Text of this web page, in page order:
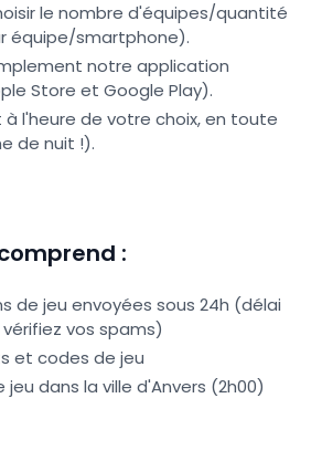
le nombre d'équipes/quantité
équipe/smartphone).
notre application
Store et Google Play).
à l'heure de votre choix, en toute
de nuit !).
:
de jeu envoyées sous 24h (délai
vos spams)
et codes de jeu
jeu dans la ville d'Anvers (2h00)